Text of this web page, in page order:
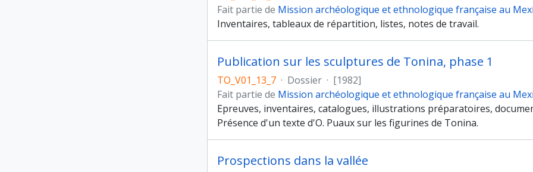
Fait partie de Mission archéologique et ethnologique française au
Inventaires, tableaux de répartition, listes, notes de travail.
Publication sur les sculptures de Tonina, phase 1
TO_V01_13_7 · Dossier · [1982]
Fait partie de Mission archéologique et ethnologique française au
Epreuves, inventaires, catalogues, illustrations préparatoires,
Présence d'un texte d'O. Puaux sur les figurines de Tonina.
Prospections dans la vallée